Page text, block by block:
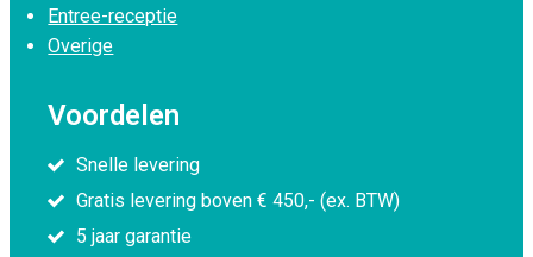
Entree-receptie
Overige
Voordelen
Snelle levering
Gratis levering boven € 450,- (ex. BTW)
5 jaar garantie